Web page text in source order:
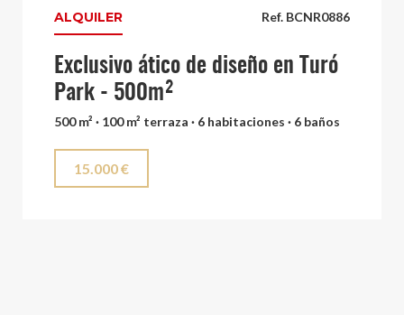
Ref. BCNR0886
ALQUILER
Exclusivo ático de diseño en Turó
Park - 500m²
500 m² · 100 m² terraza · 6 habitaciones · 6 baños
15.000 €